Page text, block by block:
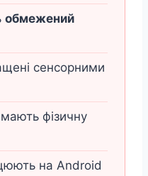
обмежений
сенсорними
фізичну
на Android